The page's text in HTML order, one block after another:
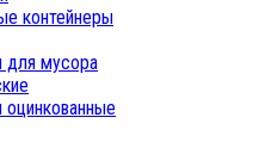
контейнеры
для мусора
оцинкованные